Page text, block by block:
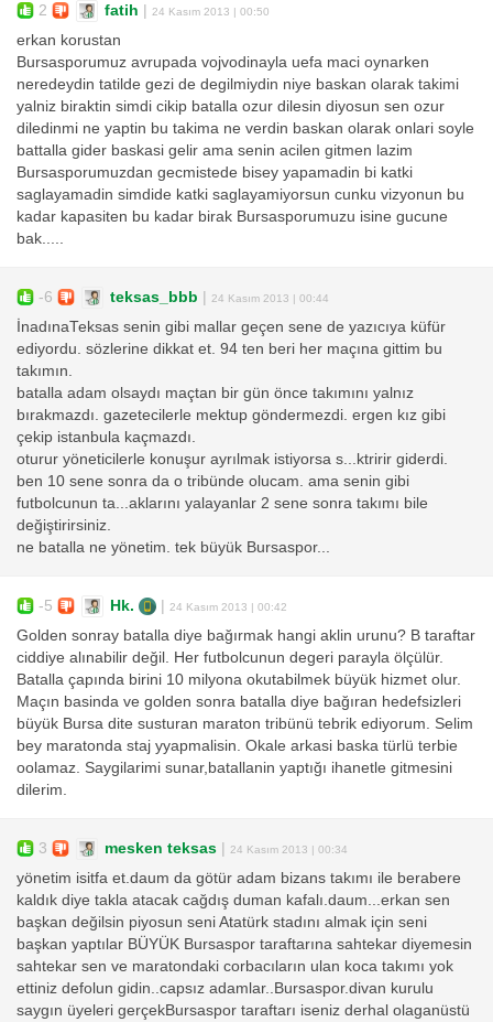
2 fatih | 24 Kasım 2013 | 00:50
erkan korustan
Bursasporumuz avrupada vojvodinayla uefa maci oynarken
neredeydin tatilde gezi de degilmiydin niye baskan olarak takimi
yalniz biraktin simdi cikip batalla ozur dilesin diyosun sen ozur
diledinmi ne yaptin bu takima ne verdin baskan olarak onlari soyle
battalla gider baskasi gelir ama senin acilen gitmen lazim
Bursasporumuzdan gecmistede bisey yapamadin bi katki
saglayamadin simdide katki saglayamiyorsun cunku vizyonun bu
kadar kapasiten bu kadar birak Bursasporumuzu isine gucune
bak.....
-6 teksas_bbb | 24 Kasım 2013 | 00:44
İnadınaTeksas senin gibi mallar geçen sene de yazıcıya küfür
ediyordu. sözlerine dikkat et. 94 ten beri her maçına gittim bu
takımın.
batalla adam olsaydı maçtan bir gün önce takımını yalnız
bırakmazdı. gazetecilerle mektup göndermezdi. ergen kız gibi
çekip istanbula kaçmazdı.
oturur yöneticilerle konuşur ayrılmak istiyorsa s...ktririr giderdi.
ben 10 sene sonra da o tribünde olucam. ama senin gibi
futbolcunun ta...aklarını yalayanlar 2 sene sonra takımı bile
değiştirirsiniz.
ne batalla ne yönetim. tek büyük Bursaspor...
-5 Hk. | 24 Kasım 2013 | 00:42
Golden sonray batalla diye bağırmak hangi aklin urunu? B taraftar
ciddiye alınabilir değil. Her futbolcunun degeri parayla ölçülür.
Batalla çapında birini 10 milyona okutabilmek büyük hizmet olur.
Maçın basinda ve golden sonra batalla diye bağıran hedefsizleri
büyük Bursa dite susturan maraton tribünü tebrik ediyorum. Selim
bey maratonda staj yyapmalisin. Okale arkasi baska türlü terbie
oolamaz. Saygilarimi sunar,batallanin yaptığı ihanetle gitmesini
dilerim.
3 mesken teksas | 24 Kasım 2013 | 00:34
yönetim isitfa et.daum da götür adam bizans takımı ile berabere
kaldık diye takla atacak cağdış duman kafalı.daum...erkan sen
başkan değilsin piyosun seni Atatürk stadını almak için seni
başkan yaptılar BÜYÜK Bursaspor taraftarına sahtekar diyemesin
sahtekar sen ve maratondaki corbacıların ulan koca takımı yok
ettiniz defolun gidin..capsız adamlar..Bursaspor.divan kurulu
saygın üyeleri gerçekBursaspor taraftarı iseniz derhal olaganüstü